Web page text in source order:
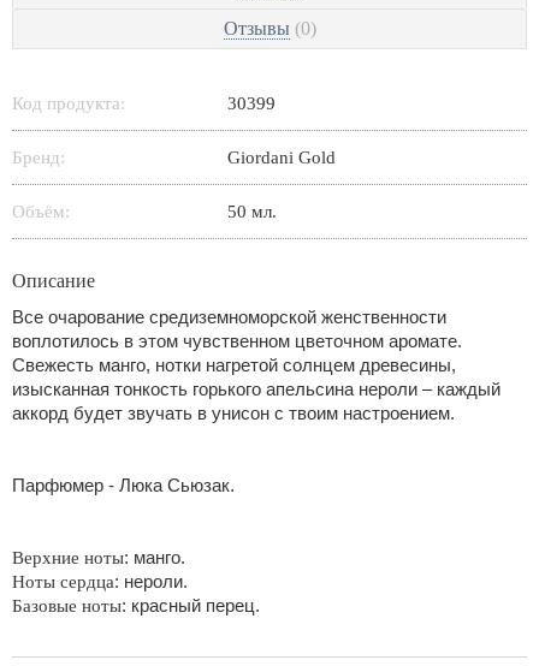
Отзывы (0)
Код продукта: 30399
Бренд: Giordani Gold
Объём: 50 мл.
Описание
Все очарование средиземноморской женственности
воплотилось в этом чувственном цветочном аромате.
Свежесть манго, нотки нагретой солнцем древесины,
изысканная тонкость горького апельсина нероли – каждый
аккорд будет звучать в унисон с твоим настроением.
Парфюмер - Люка Сьюзак.
Верхние ноты: манго.
Ноты сердца: нероли.
Базовые ноты: красный перец.